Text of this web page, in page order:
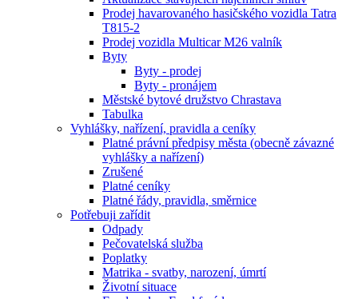
Prodej havarovaného hasičského vozidla Tatra
T815-2
Prodej vozidla Multicar M26 valník
Byty
Byty - prodej
Byty - pronájem
Městské bytové družstvo Chrastava
Tabulka
Vyhlášky, nařízení, pravidla a ceníky
Platné právní předpisy města (obecně závazné
vyhlášky a nařízení)
Zrušené
Platné ceníky
Platné řády, pravidla, směrnice
Potřebuji zařídit
Odpady
Pečovatelská služba
Poplatky
Matrika - svatby, narození, úmrtí
Životní situace